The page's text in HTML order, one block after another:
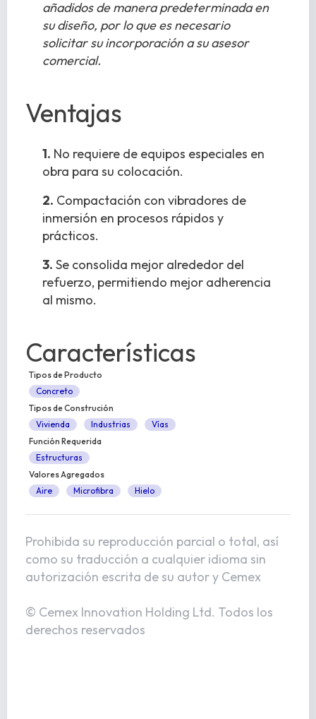
añadidos de manera predeterminada en
su diseño, por lo que es necesario
solicitar su incorporación a su asesor
comercial.
Ventajas
1. No requiere de equipos especiales en
obra para su colocación.
2. Compactación con vibradores de
inmersión en procesos rápidos y
prácticos.
3. Se consolida mejor alrededor del
refuerzo, permitiendo mejor adherencia
al mismo.
Características
Tipos de Producto
Concreto
Tipos de Construción
Vivienda
Industrias
Vías
Función Requerida
Estructuras
Valores Agregados
Aire
Microfibra Hielo
Prohibida su reproducción parcial o total, así
como su traducción a cualquier idioma sin
autorización escrita de su autor y Cemex
© Cemex Innovation Holding Ltd. Todos los
derechos reservados